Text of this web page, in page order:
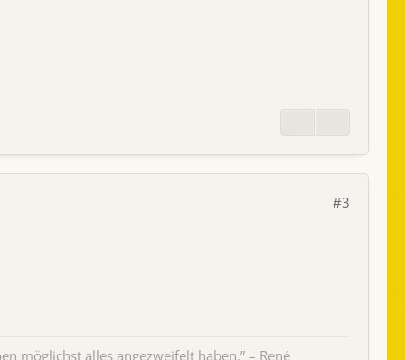
#3
möglichst alles angezweifelt haben.” – René